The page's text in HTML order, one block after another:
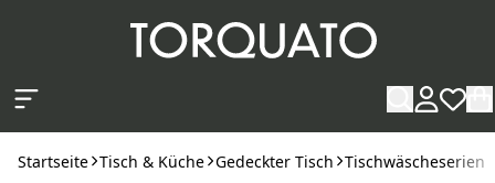
Startseite Tisch & Küche Gedeckter Tisch Tischwäscheserien